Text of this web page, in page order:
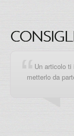
Un articolo
metterlo da